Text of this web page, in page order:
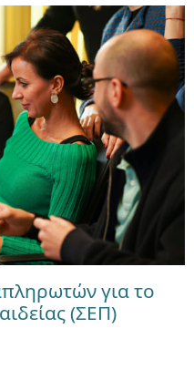
για το
(ΣΕΠ)